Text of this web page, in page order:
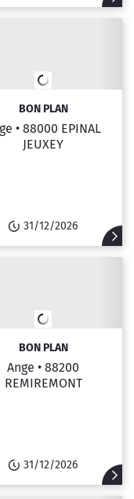
BON PLAN
• 88000 EPINAL
JEUXEY
31/12/2026
BON PLAN
Ange • 88200
REMIREMONT
31/12/2026